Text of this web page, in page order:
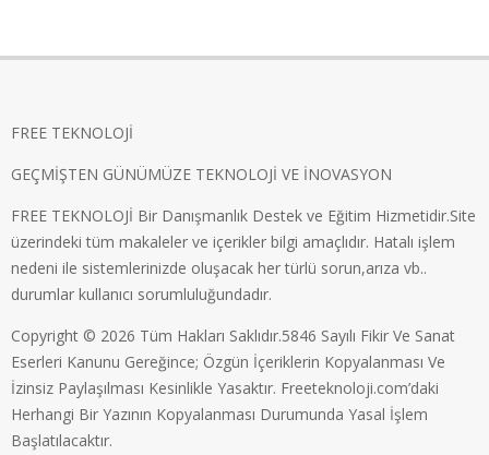
FREE TEKNOLOJİ
GEÇMİŞTEN GÜNÜMÜZE TEKNOLOJİ VE İNOVASYON
FREE TEKNOLOJİ Bir Danışmanlık Destek ve Eğitim Hizmetidir.Site
üzerindeki tüm makaleler ve içerikler bilgi amaçlıdır. Hatalı işlem
nedeni ile sistemlerinizde oluşacak her türlü sorun,arıza vb..
durumlar kullanıcı sorumluluğundadır.
Copyright © 2026 Tüm Hakları Saklıdır.5846 Sayılı Fikir Ve Sanat
Eserleri Kanunu Gereğince; Özgün İçeriklerin Kopyalanması Ve
İzinsiz Paylaşılması Kesinlikle Yasaktır. Freeteknoloji.com’daki
Herhangi Bir Yazının Kopyalanması Durumunda Yasal İşlem
Başlatılacaktır.